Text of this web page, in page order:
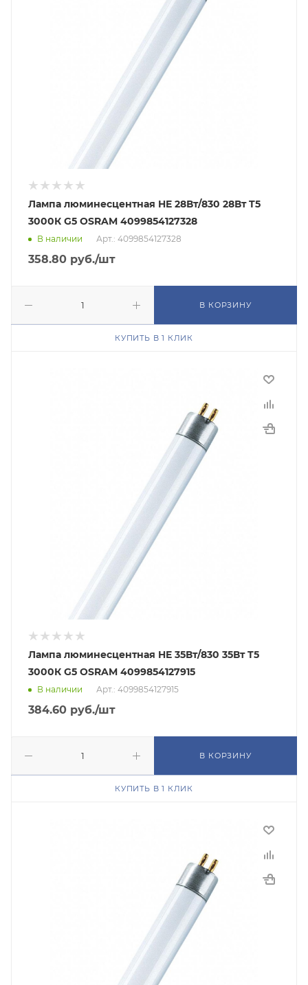
Лампа люминесцентная HE 28Вт/830 28Вт T5
3000К G5 OSRAM 4099854127328
В наличии Арт.: 4099854127328
358.80 руб./шт
В КОРЗИНУ
КУПИТЬ В 1 КЛИК
Лампа люминесцентная HE 35Вт/830 35Вт T5
3000К G5 OSRAM 4099854127915
В наличии Арт.: 4099854127915
384.60 руб./шт
В КОРЗИНУ
КУПИТЬ В 1 КЛИК